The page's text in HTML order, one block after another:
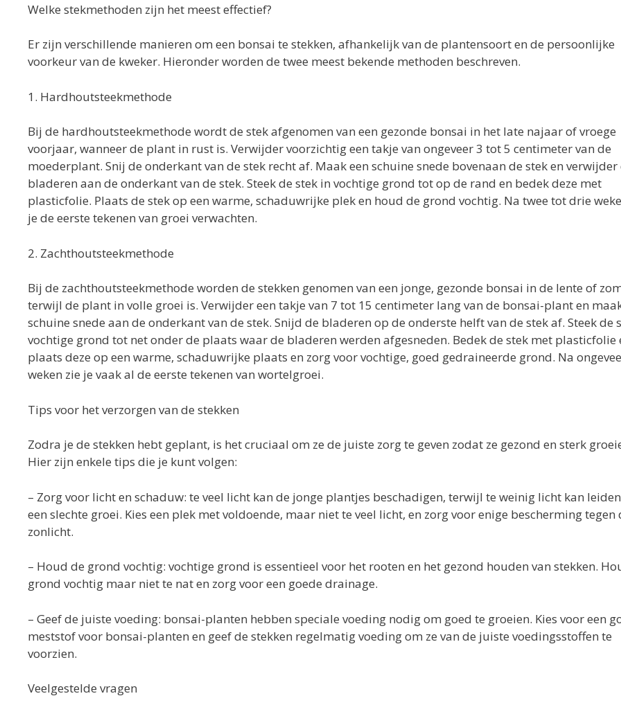
Welke stekmethoden zijn het meest effectief?
Er zijn verschillende manieren om een bonsai te stekken, afhankelijk van de plantensoort en de persoonlijke
voorkeur van de kweker. Hieronder worden de twee meest bekende methoden beschreven.
1. Hardhoutsteekmethode
Bij de hardhoutsteekmethode wordt de stek afgenomen van een gezonde bonsai in het late najaar of vroege
voorjaar, wanneer de plant in rust is. Verwijder voorzichtig een takje van ongeveer 3 tot 5 centimeter van de
moederplant. Snij de onderkant van de stek recht af. Maak een schuine snede bovenaan de stek en verwijder
bladeren aan de onderkant van de stek. Steek de stek in vochtige grond tot op de rand en bedek deze met
plasticfolie. Plaats de stek op een warme, schaduwrijke plek en houd de grond vochtig. Na twee tot drie
je de eerste tekenen van groei verwachten.
2. Zachthoutsteekmethode
Bij de zachthoutsteekmethode worden de stekken genomen van een jonge, gezonde bonsai in de lente of
terwijl de plant in volle groei is. Verwijder een takje van 7 tot 15 centimeter lang van de bonsai-plant en
schuine snede aan de onderkant van de stek. Snijd de bladeren op de onderste helft van de stek af. Steek de
vochtige grond tot net onder de plaats waar de bladeren werden afgesneden. Bedek de stek met plasticfolie
plaats deze op een warme, schaduwrijke plaats en zorg voor vochtige, goed gedraineerde grond. Na
weken zie je vaak al de eerste tekenen van wortelgroei.
Tips voor het verzorgen van de stekken
Zodra je de stekken hebt geplant, is het cruciaal om ze de juiste zorg te geven zodat ze gezond en sterk
Hier zijn enkele tips die je kunt volgen:
– Zorg voor licht en schaduw: te veel licht kan de jonge plantjes beschadigen, terwijl te weinig licht kan
een slechte groei. Kies een plek met voldoende, maar niet te veel licht, en zorg voor enige bescherming tegen
zonlicht.
– Houd de grond vochtig: vochtige grond is essentieel voor het rooten en het gezond houden van stekken.
grond vochtig maar niet te nat en zorg voor een goede drainage.
– Geef de juiste voeding: bonsai-planten hebben speciale voeding nodig om goed te groeien. Kies voor een
meststof voor bonsai-planten en geef de stekken regelmatig voeding om ze van de juiste voedingsstoffen te
voorzien.
Veelgestelde vragen